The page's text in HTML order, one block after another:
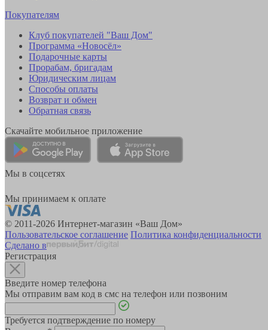
Покупателям
Клуб покупателей "Ваш Дом"
Программа «Новосёл»
Подарочные карты
Прорабам, бригадам
Юридическим лицам
Способы оплаты
Возврат и обмен
Обратная связь
Скачайте мобильное приложение
Мы в соцсетях
Мы принимаем к оплате
© 2011-2026 Интернет-магазин «Ваш Дом»
Пользовательское соглашение Политика конфиденциальности
Сделано в
Регистрация
Введите номер телефона
Мы отправим вам код в смс на телефон или позвоним
Требуется подтверждение по номеру